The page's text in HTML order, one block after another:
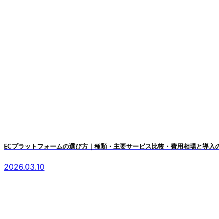
ECプラットフォームの選び方｜種類・主要サービス比較・費用相場と導入
2026.03.10